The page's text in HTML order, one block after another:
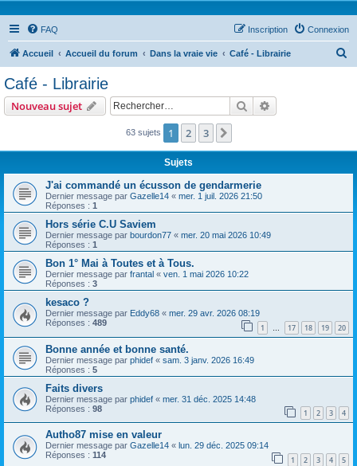
FAQ Connexion
Inscription
Accueil Accueil du forum Dans la vraie vie Café - Librairie
Café - Librairie
Nouveau sujet Rechercher
63 sujets 1 2 3
Sujets
J'ai commandé un écusson de gendarmerie
Dernier message par Gazelle14 « mer. 1 juil. 2026 21:50
Réponses : 1
Hors série C.U Saviem
Dernier message par bourdon77 « mer. 20 mai 2026 10:49
Réponses : 1
Bon 1° Mai à Toutes et à Tous.
Dernier message par frantal « ven. 1 mai 2026 10:22
Réponses : 3
kesaco ?
Dernier message par Eddy68 « mer. 29 avr. 2026 08:19
Réponses : 489 1 … 17 18 19 20
Bonne année et bonne santé.
Dernier message par phidef « sam. 3 janv. 2026 16:49
Réponses : 5
Faits divers
Dernier message par phidef « mer. 31 déc. 2025 14:48
Réponses : 98 1 2 3 4
Autho87 mise en valeur
Dernier message par Gazelle14 « lun. 29 déc. 2025 09:14
Réponses : 114 1 2 3 4 5